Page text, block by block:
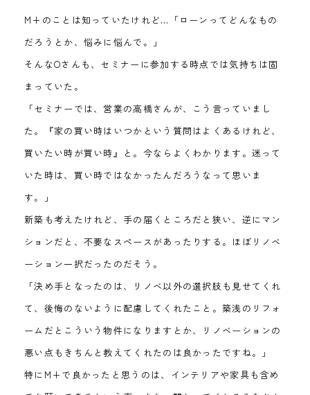
M+のことは知っていたけれど…「ローンってどんなもの
だろうとか、悩みに悩んで。」
そんなOさんも、セミナーに参加する時点では気持ちは固
まっていた。
「セミナーでは、営業の高橋さんが、こう言っていまし
た。『家の買い時はいつかという質問はよくあるけれど、
買いたい時が買い時』と。今ならよくわかります。迷って
いた時は、買い時ではなかったんだろうなって思いま
す。」
新築も考えたけれど、手の届くところだと狭い、逆にマン
ションだと、不要なスペースがあったりする。ほぼリノベ
ーション一択だったのだそう。
「決め手となったのは、リノベ以外の選択肢も見せてくれ
て、後悔のないように配慮してくれたこと。築浅のリフォ
ームだとこういう物件になりますとか、リノベーションの
悪い点もきちんと教えてくれたのは良かったですね。」
特にM+で良かったと思うのは、インテリアや家具も含め